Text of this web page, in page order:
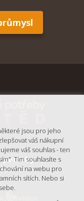
potřeby
s.r.o.
jsou pro jeho
váš nákupní
váš souhlas - ten
Tím souhlasíte s
na webu pro
sítích. Nebo si